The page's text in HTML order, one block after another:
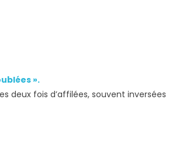
».
deux fois d’affilées, souvent inversées